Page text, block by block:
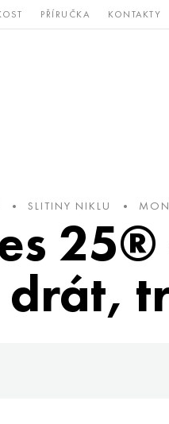
PŘÍRUČKA KONTAKTY
Vzácné a
SLITINY NIKLU